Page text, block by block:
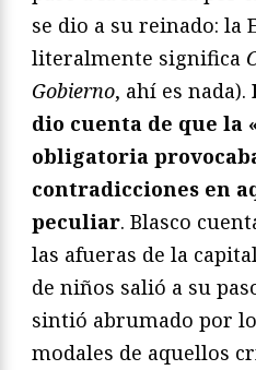
se dio a su reinado: la
literalmente significa
Gobierno, ahí es nada).
dio cuenta de que la
obligatoria
contradicciones en
peculiar. Blasco
las afueras de la
de niños salió a su
sintió abrumado por
modales de aquellos